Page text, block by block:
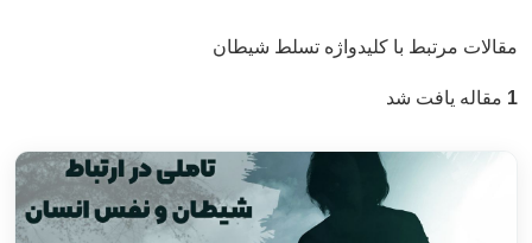
مقالات مرتبط با کلیدواژه تسلط شیطان
1 مقاله یافت شد